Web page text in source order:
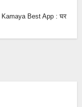
Best App : घर